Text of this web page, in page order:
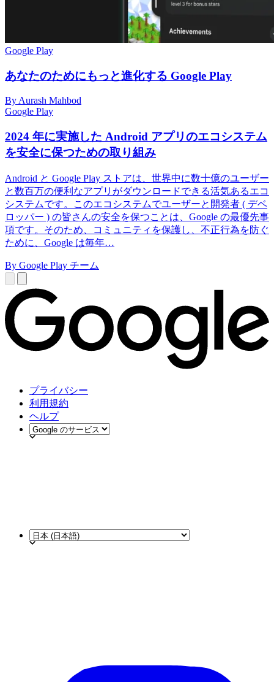
Google Play
あなたのためにもっと進化する Google Play
By Aurash Mahbod
Google Play
2024 年に実施した Android アプリのエコシステム
を安全に保つための取り組み
Android と Google Play ストアは、世界中に数十億のユーザー
と数百万の便利なアプリがダウンロードできる活気あるエコ
システムです。このエコシステムでユーザーと開発者 ( デベ
ロッパー ) の皆さんの安全を保つことは、Google の最優先事
項です。そのため、コミュニティを保護し、不正行為を防ぐ
ために、Google は毎年…
By Google Play チーム
プライバシー
利用規約
ヘルプ